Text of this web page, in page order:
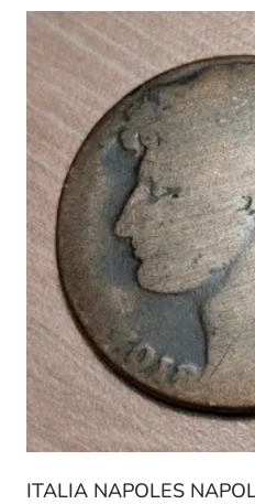
ITALIA NAPOLES